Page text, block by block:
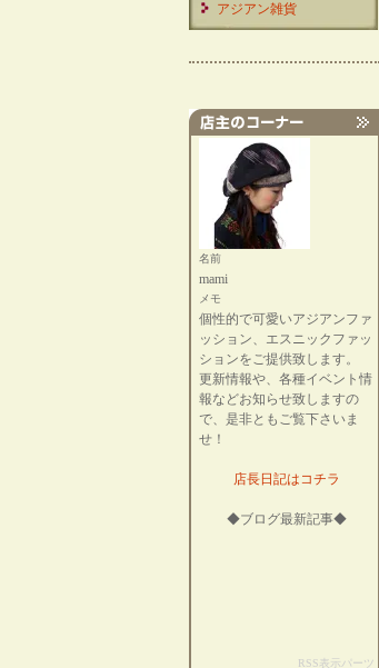
アジアン雑貨
名前
mami
メモ
個性的で可愛いアジアンファ
ッション、エスニックファッ
ションをご提供致します。
更新情報や、各種イベント情
報などお知らせ致しますの
で、是非ともご覧下さいま
せ！
店長日記はコチラ
◆ブログ最新記事◆
RSS表示パーツ